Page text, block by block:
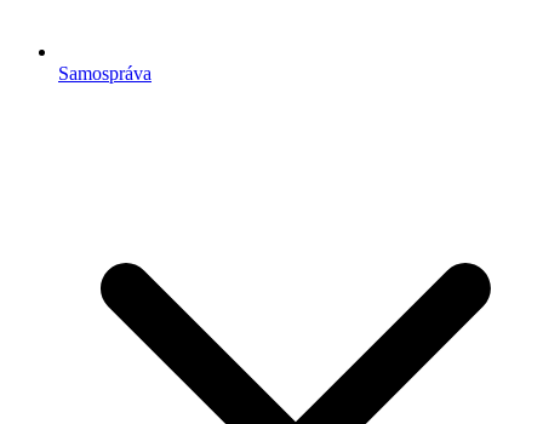
Samospráva